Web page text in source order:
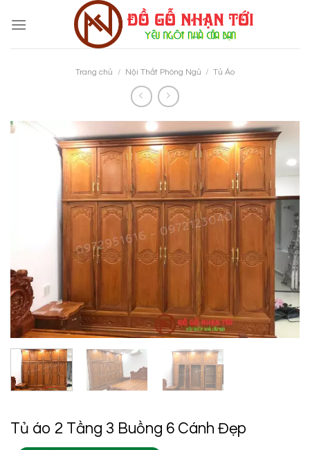
Trang chủ / Nội Thất Phòng Ngủ / Tủ Áo
Tủ áo 2 Tầng 3 Buồng 6 Cánh Đẹp